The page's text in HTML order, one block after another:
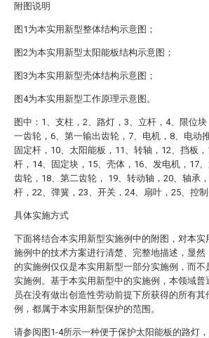
附图说明
图1为本实用新型整体结构示意图；
图2为本实用新型太阳能板结构示意图；
图3为本实用新型壳体结构示意图；
图4为本实用新型工作原理示意图。
图中：1、支柱，2、路灯，3、立杆，4、限位
一齿轮，6、第一输出齿轮，7、电机，8、电动推
固定杆，10、太阳能板，11、转轴，12、挡板
杆，14、固定块，15、壳体，16、发电机，17
齿轮，18、第二齿轮， 19、转动轴，20、轴承
杆，22、弹簧，23、开关，24、扇叶，25、控制
具体实施方式
下面将结合本实用新型实施例中的附图，对本实
施例中的技术方案进行清楚、完整地描述，显然
的实施例仅仅是本实用新型一部分实施例，而不
实施例。基于本实用新型中的实施例，本领域普
员在没有做出创造性劳动前提下所获得的所有其
例，都属于本实用新型保护的范围。
请参阅图1-4所示一种便于保护太阳能板的路灯